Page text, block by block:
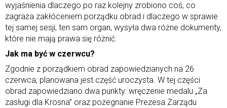
wyjaśnienia dlaczego po raz kolejny zrobiono coś, co
zagraża zakłóceniem porządku obrad i dlaczego w sprawie
tej samej sesji, ten sam organ, wysyła dwa różne dokumenty,
które nie mają prawa się różnić.
Jak ma być w czerwcu?
Zgodnie z porządkiem obrad zapowiedzianych na 26
czerwca, planowana jest część uroczysta. W tej części
obrad zapowiedziano dwa punkty: wręczenie medalu „Za
zasługi dla Krosna” oraz pożegnanie Prezesa Zarządu